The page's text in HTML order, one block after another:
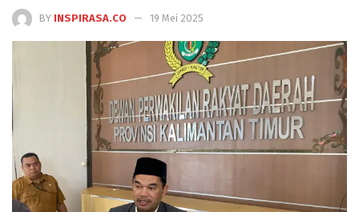
BY INSPIRASA.CO 19 Mei 2025